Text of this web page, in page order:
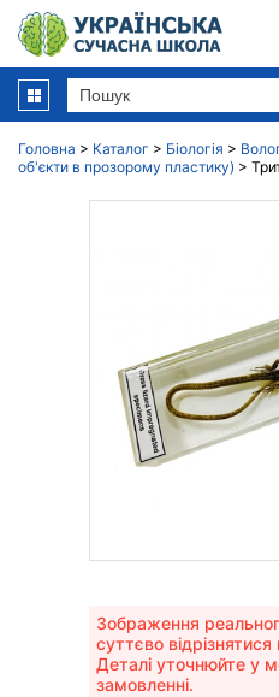
Головна > Каталог > Біологія >
об'єкти в прозорому пластику) >
Зображення
суттєво відрізнятися
Деталі уточнюйте у
замовленні.